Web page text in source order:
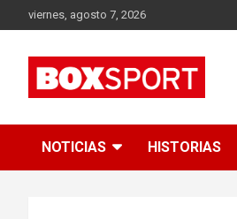
to
viernes, agosto 7, 2026
BOXSPORT
NOTICIAS HISTORIAS